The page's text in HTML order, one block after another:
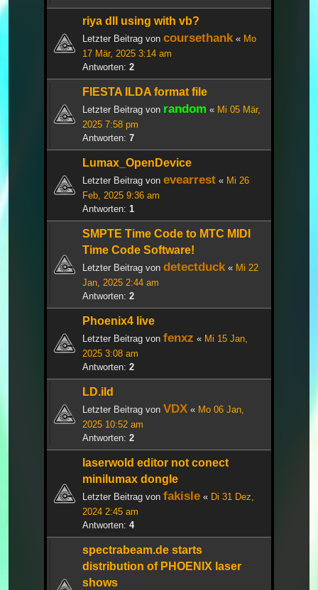
riya dll using with vb?
Letzter Beitrag von coursethank« Mo
17 Mär, 2025 3:14 am
Antworten: 2
FIESTA ILDA format file
Letzter Beitrag von random « Mi 05 Mär,
2025 7:58 pm
Antworten: 7
Lumax_OpenDevice
Letzter Beitrag von evearrest « Mi 26
Feb, 2025 9:36 am
Antworten: 1
SMPTE Time Code to MTC MIDI
Time Code Software!
Letzter Beitrag von detectduck« Mi 22
Jan, 2025 2:44 am
Antworten: 2
Phoenix4 live
Letzter Beitrag von fenxz « Mi 15 Jan,
2025 3:08 am
Antworten: 2
LD.ild
Letzter Beitrag von VDX « Mo 06 Jan,
2025 10:52 am
Antworten: 2
laserwold editor not conect
minilumax dongle
Letzter Beitrag von fakisle « Di 31 Dez,
2024 2:45 am
Antworten: 4
spectrabeam.de starts
distribution of PHOENIX laser
shows